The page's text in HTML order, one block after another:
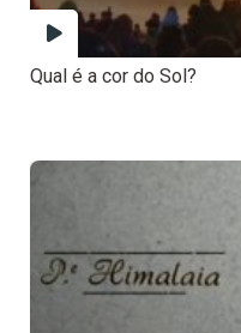
Qual é a cor do Sol?